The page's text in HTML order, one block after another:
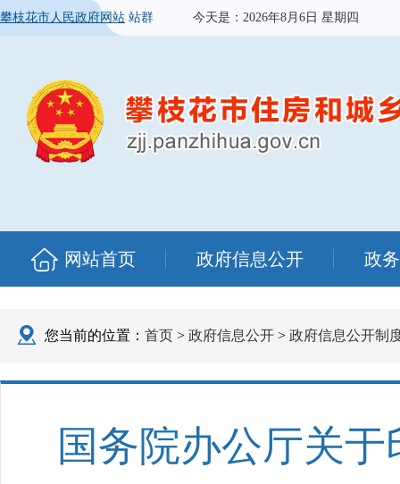
攀枝花市人民政府网站 站群 今天是： 2026年8月6日 星期四
网站首页 政府信息公开 政
您当前的位置： 首页 > 政府信息公开 > 政府信息公开制
国务院办公厅关